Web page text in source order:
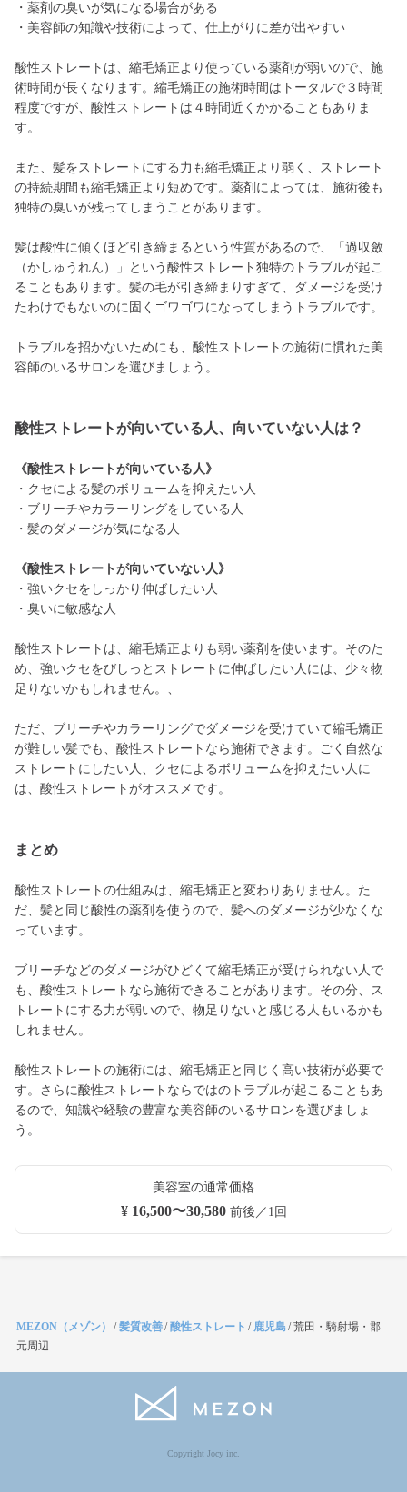
・薬剤の臭いが気になる場合がある
・美容師の知識や技術によって、仕上がりに差が出やすい
酸性ストレートは、縮毛矯正より使っている薬剤が弱いので、施
術時間が長くなります。縮毛矯正の施術時間はトータルで３時間
程度ですが、酸性ストレートは４時間近くかかることもありま
す。
また、髪をストレートにする力も縮毛矯正より弱く、ストレート
の持続期間も縮毛矯正より短めです。薬剤によっては、施術後も
独特の臭いが残ってしまうことがあります。
髪は酸性に傾くほど引き締まるという性質があるので、「過収斂
（かしゅうれん）」という酸性ストレート独特のトラブルが起こ
ることもあります。髪の毛が引き締まりすぎて、ダメージを受け
たわけでもないのに固くゴワゴワになってしまうトラブルです。
トラブルを招かないためにも、酸性ストレートの施術に慣れた美
容師のいるサロンを選びましょう。
酸性ストレートが向いている人、向いていない人は？
《酸性ストレートが向いている人》
・クセによる髪のボリュームを抑えたい人
・ブリーチやカラーリングをしている人
・髪のダメージが気になる人
《酸性ストレートが向いていない人》
・強いクセをしっかり伸ばしたい人
・臭いに敏感な人
酸性ストレートは、縮毛矯正よりも弱い薬剤を使います。そのた
め、強いクセをびしっとストレートに伸ばしたい人には、少々物
足りないかもしれません。、
ただ、ブリーチやカラーリングでダメージを受けていて縮毛矯正
が難しい髪でも、酸性ストレートなら施術できます。ごく自然な
ストレートにしたい人、クセによるボリュームを抑えたい人に
は、酸性ストレートがオススメです。
まとめ
酸性ストレートの仕組みは、縮毛矯正と変わりありません。た
だ、髪と同じ酸性の薬剤を使うので、髪へのダメージが少なくな
っています。
ブリーチなどのダメージがひどくて縮毛矯正が受けられない人で
も、酸性ストレートなら施術できることがあります。その分、ス
トレートにする力が弱いので、物足りないと感じる人もいるかも
しれません。
酸性ストレートの施術には、縮毛矯正と同じく高い技術が必要で
す。さらに酸性ストレートならではのトラブルが起こることもあ
るので、知識や経験の豊富な美容師のいるサロンを選びましょ
う。
美容室の通常価格
¥ 16,500〜30,580前後／1回
MEZON（メゾン） /髪質改善/酸性ストレート / 鹿児島/荒田・騎射場・郡
元周辺
Copyright Jocy inc.